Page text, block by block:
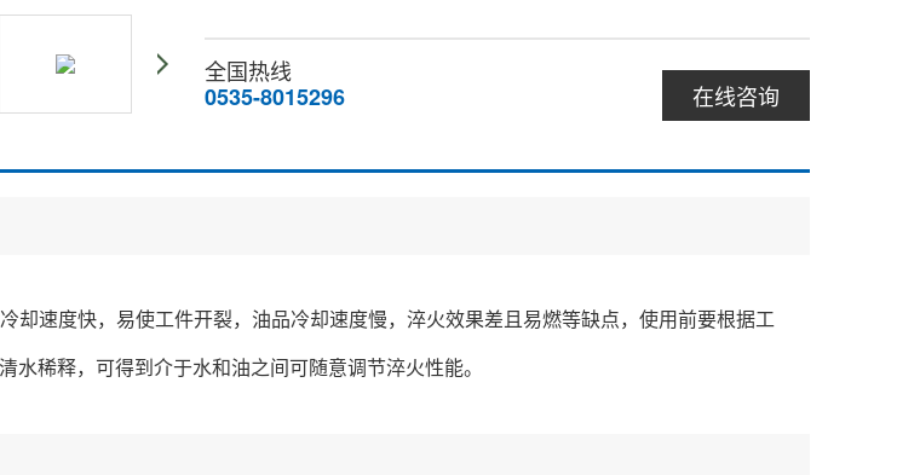
在线咨询
全国热线
0535-8015296
却速度快，易使工件开裂，油品冷却速度慢，淬火效果差且易燃等缺点，使用前要根据工
水稀释，可得到介于水和油之间可随意调节淬火性能。